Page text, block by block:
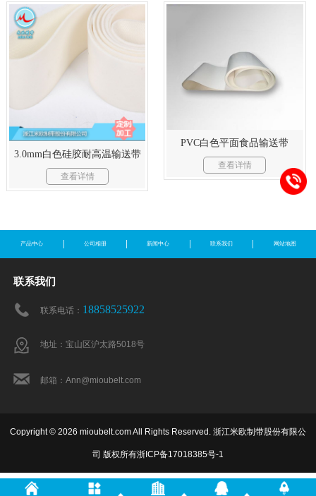
3.0mm白色硅胶耐高温输送带
查看详情
PVC白色平面食品输送带
查看详情
产品中心 公司相册 新闻中心 联系我们 网站地图
联系我们
联系电话： 18858525922
地址：宝山区沪太路5018号
邮箱：Ann@mioubelt.com
Copyright © 2026 mioubelt.com All Rights Reserved. 浙江米欧制带股份有限公
司 版权所有浙ICP备17018385号-1